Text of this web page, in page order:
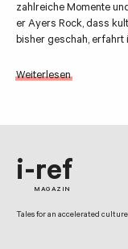
zahlreiche Momente
er Ayers Rock, dass
bisher geschah, erfahrt
Weiterlesen
i-ref
MAGAZIN
Tales for an accelerated